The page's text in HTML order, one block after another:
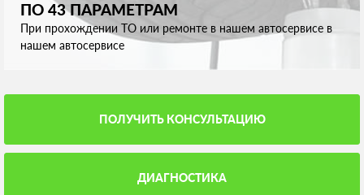
ПО 43 ПАРАМЕТРАМ
При прохождении ТО или ремонте в нашем автосервисе в
нашем автосервисе
ПОЛУЧИТЬ КОНСУЛЬТАЦИЮ
ДИАГНОСТИКА